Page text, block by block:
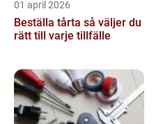
01 april 2026
Beställa tårta så väljer du
rätt till varje tillfälle